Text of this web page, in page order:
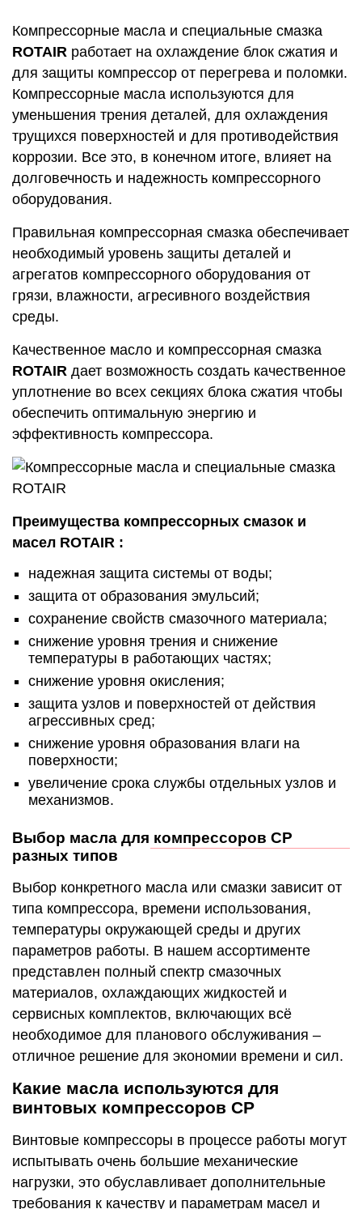
Компрессорные масла и специальные смазка
ROTAIR работает на охлаждение блок сжатия и
для защиты компрессор от перегрева и поломки.
Компрессорные масла используются для
уменьшения трения деталей, для охлаждения
трущихся поверхностей и для противодействия
коррозии. Все это, в конечном итоге, влияет на
долговечность и надежность компрессорного
оборудования.
Правильная компрессорная смазка обеспечивает
необходимый уровень защиты деталей и
агрегатов компрессорного оборудования от
грязи, влажности, агресивного воздействия
среды.
Качественное масло и компрессорная смазка
ROTAIR дает возможность создать качественное
уплотнение во всех секциях блока сжатия чтобы
обеспечить оптимальную энергию и
эффективность компрессора.
Преимущества компрессорных смазок и
масел ROTAIR :
надежная защита системы от воды;
защита от образования эмульсий;
сохранение свойств смазочного материала;
снижение уровня трения и снижение
температуры в работающих частях;
снижение уровня окисления;
защита узлов и поверхностей от действия
агрессивных сред;
снижение уровня образования влаги на
поверхности;
увеличение срока службы отдельных узлов и
механизмов.
Выбор масла для компрессоров CP
разных типов
Выбор конкретного масла или смазки зависит от
типа компрессора, времени использования,
температуры окружающей среды и других
параметров работы. В нашем ассортименте
представлен полный спектр смазочных
материалов, охлаждающих жидкостей и
сервисных комплектов, включающих всё
необходимое для планового обслуживания –
отличное решение для экономии времени и сил.
Какие масла используются для
винтовых компрессоров CP
Винтовые компрессоры в процессе работы могут
испытывать очень большие механические
нагрузки, это обуславливает дополнительные
требования к качеству и параметрам масел и